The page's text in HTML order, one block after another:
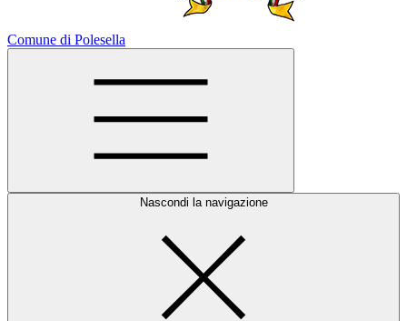
Comune di Polesella
Nascondi la navigazione